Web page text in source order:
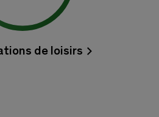
de loisirs